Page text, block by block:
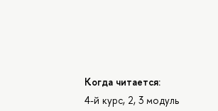
Когда читается:
4-й курс, 2, 3 модуль